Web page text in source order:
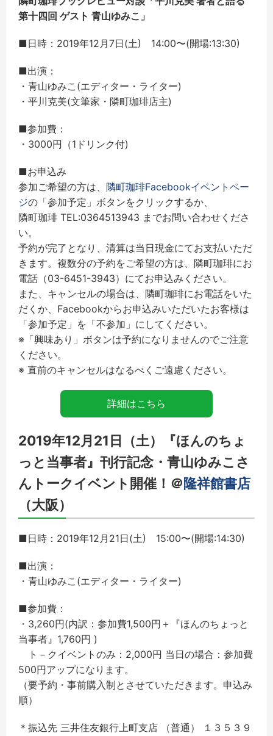
第十四回 ゲスト 青山ゆみこ」
■日時：2019年12月7日(土) 14:00〜(開場:13:30)
■出演：
・青山ゆみこ(エディター・ライター)
・平川克美(文筆家・隣町珈琲店主)
■参加費：
・3000円（1ドリンク付)
■お申込み
参加ご希望の方は、 隣町珈琲Facebookイベントペー
ジの「参加予定」ボタンをクリックするか、
隣町珈琲 TEL:0364513943 までお問い合わせくださ
い。
予約が完了となり、清算は当日現金にてお支払いただ
きます。複数分の予約をご希望の方は、隣町珈琲にお
電話（03-6451-3943）にてお申込みください。
また、キャンセルの場合は、隣町珈琲にお電話をいた
だくか、Facebookからお申込みいただいたお客様は
「参加予定」を「不参加」にしてください。
※「興味あり」ボタンは予約になりませんのでご注意
ください。
※ 直前のキャンセルはなるべくご遠慮ください。
詳細はこちら
2019年12月21日（土）『ほんのちょ
っと当事者』刊行記念・青山ゆみこさ
んトークイベント開催！＠隆祥館書店
（大阪）
■日時：2019年12月21日(土) 15:00〜(開場:14:30)
■出演：
・青山ゆみこ(エディター・ライター)
■参加費：
・3,260円(内訳：参加費1,500円＋『ほんのちょっと
当事者』1,760円 )
ト－クイベントのみ：2,000円 当日の場合：参加費
500円アップになります。
（要予約・事前購入制とさせていただきます。申込み
順）
＊振込先 三井住友銀行上町支店 （普通） １３５３９